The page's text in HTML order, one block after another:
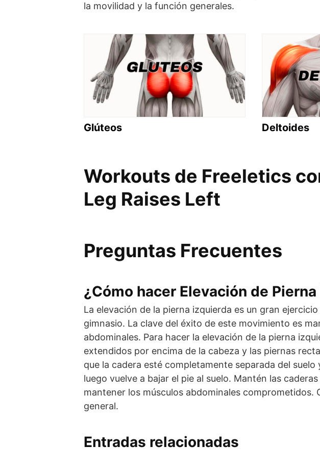
la movilidad y la función generales.
Glúteos Deltoides
Workouts de Freeletics
Leg Raises Left
Preguntas Frecuentes
¿Cómo hacer Elevación de
La elevación de la pierna izquierda es un gran
gimnasio. La clave del éxito de este movimiento es
abdominales. Para hacer la elevación de la pierna
extendidos por encima de la cabeza y las piernas
que la cadera esté completamente separada del
luego vuelve a bajar el pie al suelo. Mantén las
mantener los músculos abdominales
general.
Entradas relacionadas